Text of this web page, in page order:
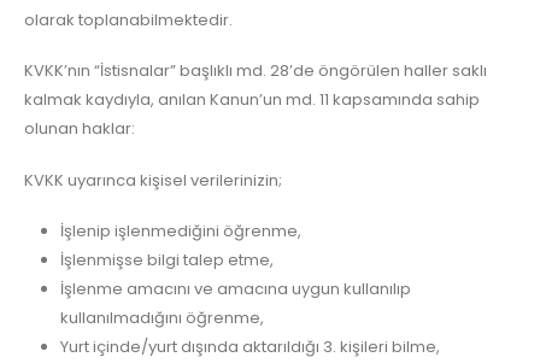
olarak toplanabilmektedir.
KVKK’nın “İstisnalar” başlıklı md. 28’de öngörülen haller saklı
kalmak kaydıyla, anılan Kanun’un md. 11 kapsamında sahip
olunan haklar:
KVKK uyarınca kişisel verilerinizin;
İşlenip işlenmediğini öğrenme,
İşlenmişse bilgi talep etme,
İşlenme amacını ve amacına uygun kullanılıp
kullanılmadığını öğrenme,
Yurt içinde/yurt dışında aktarıldığı 3. kişileri bilme,